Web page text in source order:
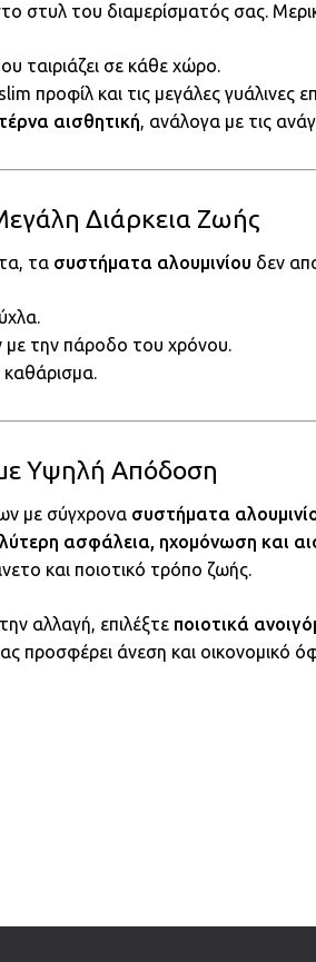
στυλ του διαμερίσματός σας.
ταιριάζει σε κάθε χώρο.
προφίλ και τις μεγάλες γυάλινες
αισθητική, ανάλογα με τις
Διάρκεια Ζωής
τα συστήματα αλουμινίου δεν
την πάροδο του χρόνου.
καθάρισμα.
Υψηλή Απόδοση
με σύγχρονα συστήματα
ασφάλεια, ηχομόνωση και
και ποιοτικό τρόπο ζωής.
αλλαγή, επιλέξτε ποιοτικά
προσφέρει άνεση και οικονομικό